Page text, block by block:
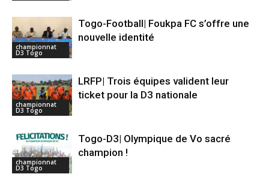
championnat
D3 Togo
Togo-Football| Foukpa FC s’offre une
nouvelle identité
championnat
D3 Togo
LRFP| Trois équipes valident leur
ticket pour la D3 nationale
championnat
D3 Togo
Togo-D3| Olympique de Vo sacré
champion !